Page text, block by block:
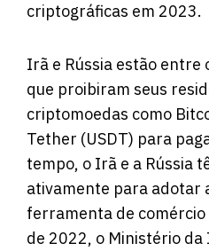
criptográficas em 2023.
Irã e Rússia estão entre
que proibiram seus
criptomoedas como
Tether (USDT) para
tempo, o Irã e a Rússia
ativamente para adotar
ferramenta de
de 2022, o Ministério